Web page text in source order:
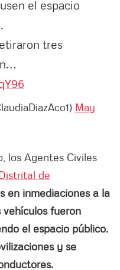
el espacio
tres
May
los Agentes Civiles
de
en inmediaciones a la
vehículos fueron
el espacio público.
y se